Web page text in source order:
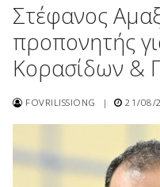
Στέφανος
προπονητής
Κορασίδων &
FOVRILISSIONG | 21/08/